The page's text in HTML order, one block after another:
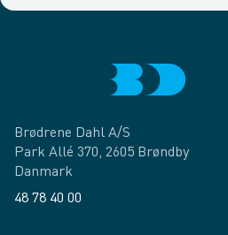
Brødrene Dahl A/S
Park Allé 370, 2605 Brøndby
Danmark
48 78 40 00